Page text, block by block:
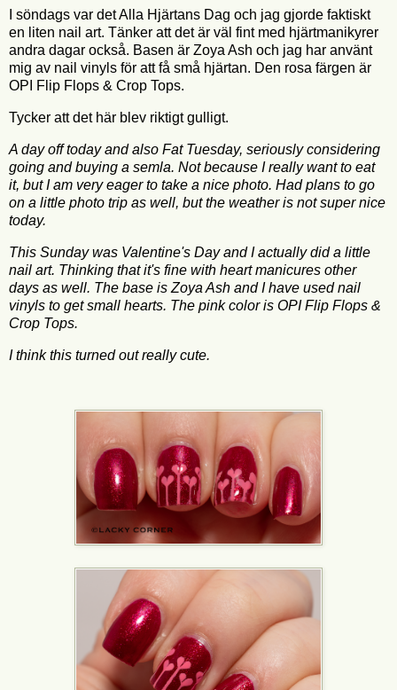
I söndags var det Alla Hjärtans Dag och jag gjorde faktiskt
en liten nail art. Tänker att det är väl fint med hjärtmanikyrer
andra dagar också. Basen är Zoya Ash och jag har använt
mig av nail vinyls för att få små hjärtan. Den rosa färgen är
OPI Flip Flops & Crop Tops.
Tycker att det här blev riktigt gulligt.
A day off today and also Fat Tuesday, seriously considering
going and buying a semla. Not because I really want to eat
it, but I am very eager to take a nice photo. Had plans to go
on a little photo trip as well, but the weather is not super nice
today.
This Sunday was Valentine's Day and I actually did a little
nail art. Thinking that it's fine with heart manicures other
days as well. The base is Zoya Ash and I have used nail
vinyls to get small hearts. The pink color is OPI Flip Flops &
Crop Tops.
I think this turned out really cute.